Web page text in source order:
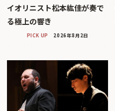
イオリニスト松本紘佳が奏で
る極上の響き
PICK UP 2026年8月2日